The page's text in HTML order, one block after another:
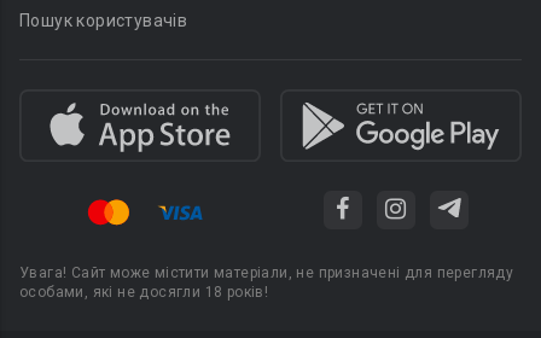
Пошук користувачів
Увага! Сайт може містити матеріали, не призначені для перегляду
особами, які не досягли 18 років!